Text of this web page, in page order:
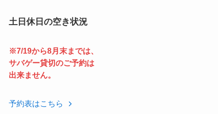
土日休日の空き状況
※7/19から8月末までは、
サバゲー貸切のご予約は
出来ません。
予約表はこちら